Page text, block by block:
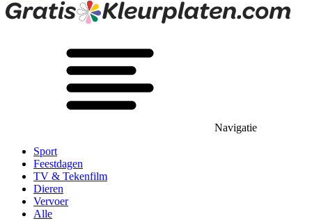
Navigatie
Sport
Feestdagen
TV & Tekenfilm
Dieren
Vervoer
Alle